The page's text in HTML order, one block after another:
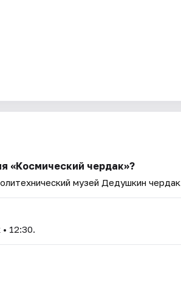
«Космический чердак»?
музей Дедушкин чердак
• 12:30.